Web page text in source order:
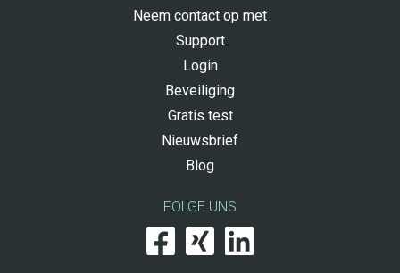
Neem contact op met
Support
Login
Beveiliging
Gratis test
Nieuwsbrief
Blog
FOLGE UNS